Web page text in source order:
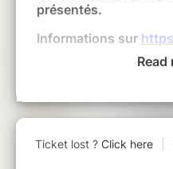
présentés.
Informations sur
Tous les films sontRead